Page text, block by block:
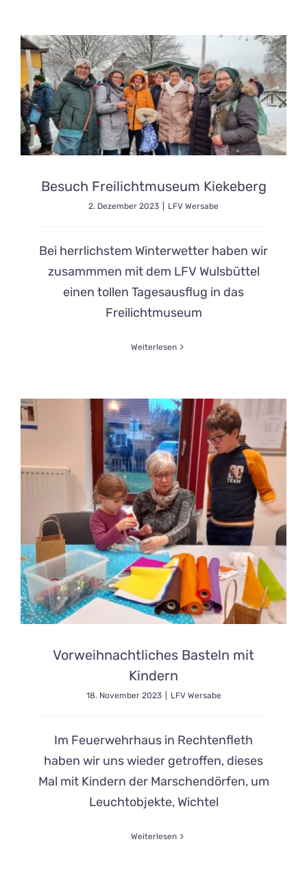
Besuch Freilichtmuseum Kiekeberg
2. Dezember 2023 LFV Wersabe
Bei herrlichstem Winterwetter haben wir
zusammmen mit dem LFV Wulsbüttel
einen tollen Tagesausflug in das
Freilichtmuseum
Weiterlesen
Vorweihnachtliches Basteln mit
Kindern
18. November 2023 LFV Wersabe
Im Feuerwehrhaus in Rechtenfleth
haben wir uns wieder getroffen, dieses
Mal mit Kindern der Marschendörfen, um
Leuchtobjekte, Wichtel
Weiterlesen